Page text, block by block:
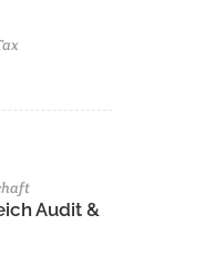
Audit &